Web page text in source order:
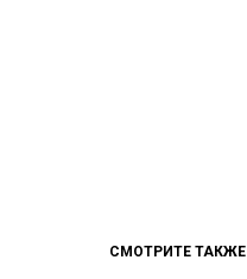
СМОТРИТЕ ТАКЖЕ